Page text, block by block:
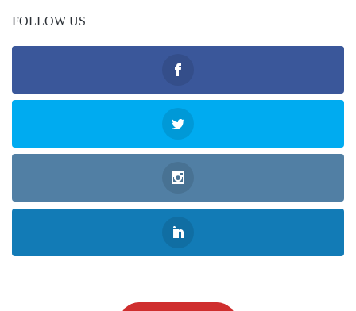
FOLLOW US